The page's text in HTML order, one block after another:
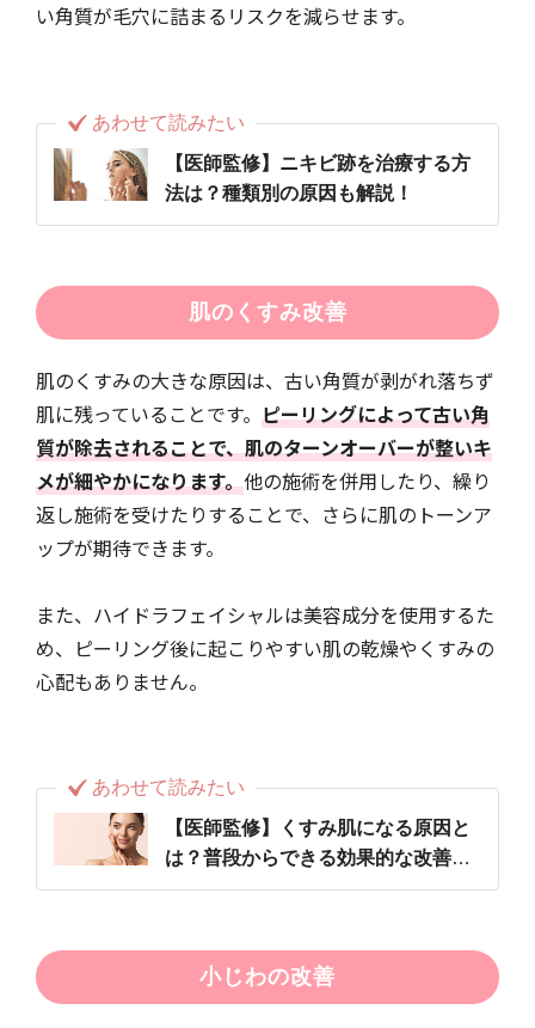
い角質が毛穴に詰まるリスクを減らせます。
あわせて読みたい
【医師監修】ニキビ跡を治療する方
法は？種類別の原因も解説！
肌のくすみ改善
肌のくすみの大きな原因は、古い角質が剥がれ落ちず
肌に残っていることです。 ピーリングによって古い角
質が除去されることで、肌のターンオーバーが整いキ
メが細やかになります。他の施術を併用したり、繰り
返し施術を受けたりすることで、さらに肌のトーンア
ップが期待できます。
また、ハイドラフェイシャルは美容成分を使用するた
め、ピーリング後に起こりやすい肌の乾燥やくすみの
心配もありません。
あわせて読みたい
【医師監修】くすみ肌になる原因と
は？普段からできる効果的な改善方
法も紹介
小じわの改善